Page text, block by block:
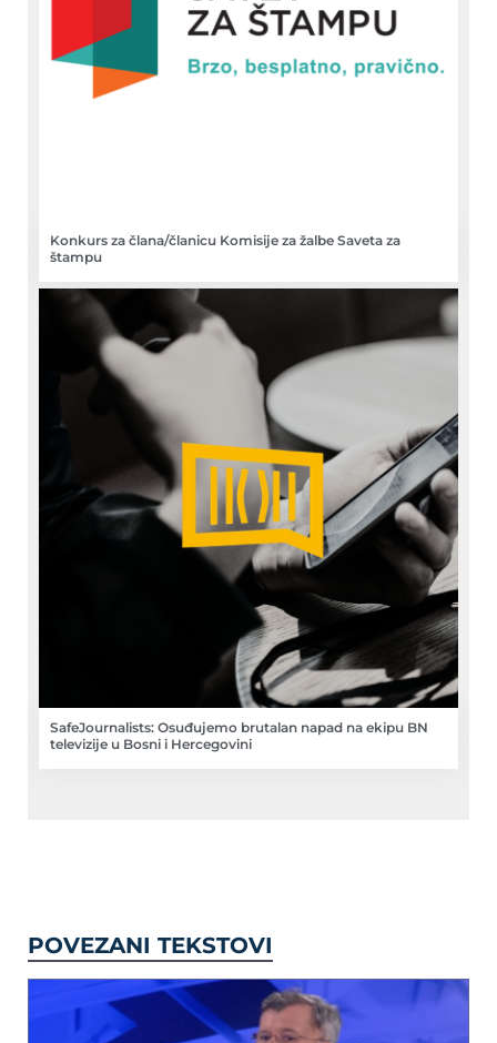
Konkurs za člana/članicu Komisije za žalbe Saveta za
štampu
SafeJournalists: Osuđujemo brutalan napad na ekipu BN
televizije u Bosni i Hercegovini
POVEZANI TEKSTOVI